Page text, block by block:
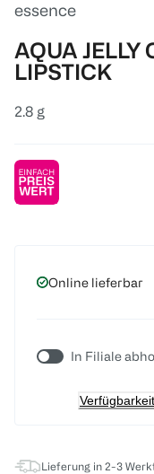
essence
AQUA JELLY
LIPSTICK
2.8 g
Online lieferbar
In Filiale
Lieferung in 2-3